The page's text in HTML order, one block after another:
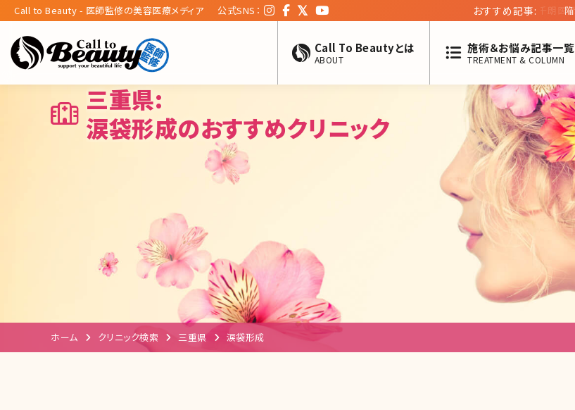
Call to Beauty - 医師監修の美容医療メディア 公式SNS： おすすめ記事:
Call To Beautyとは
ABOUT
施術＆お悩み記事一覧
TREATMENT & COLUMN
三重県:
涙袋形成のおすすめクリニック
ホーム クリニック検索 三重県 涙袋形成